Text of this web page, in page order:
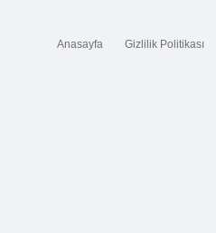
Anasayfa Gizlilik Politikası